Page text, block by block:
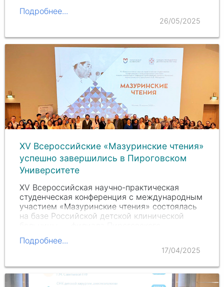
и кафедрой гистологии, эмбриологии и…
Подробнее...
26/05/2025
XV Всероссийские «Мазуринские чтения»
успешно завершились в Пироговском
Университете
XV Всероссийская научно-практическая
студенческая конференция с международным
участием «Мазуринские чтения» состоялась
на базе Российской детской клинической
Подробнее...
17/04/2025